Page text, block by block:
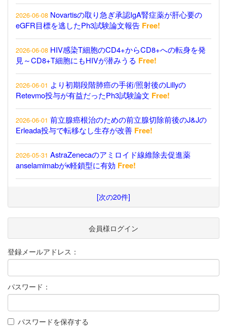
2026-06-08 Novartisの取り急ぎ承認IgA腎症薬が肝心要の
eGFR目標を逃したPh3試験論文報告 Free!
2026-06-08 HIV感染T細胞のCD4+からCD8+への転身を発
見～CD8+T細胞にもHIVが潜みうる Free!
2026-06-01 より初期段階肺癌の手術/照射後のLillyの
Retevmo投与が有益だったPh3試験論文 Free!
2026-06-01 前立腺癌根治のための前立腺切除前後のJ&Jの
Erleada投与で転移なし生存が改善 Free!
2026-05-31 AstraZenecaのアミロイド線維除去促進薬
anselamimabがκ軽鎖型に有効 Free!
[次の20件]
会員様ログイン
登録メールアドレス：
パスワード：
パスワードを保存する